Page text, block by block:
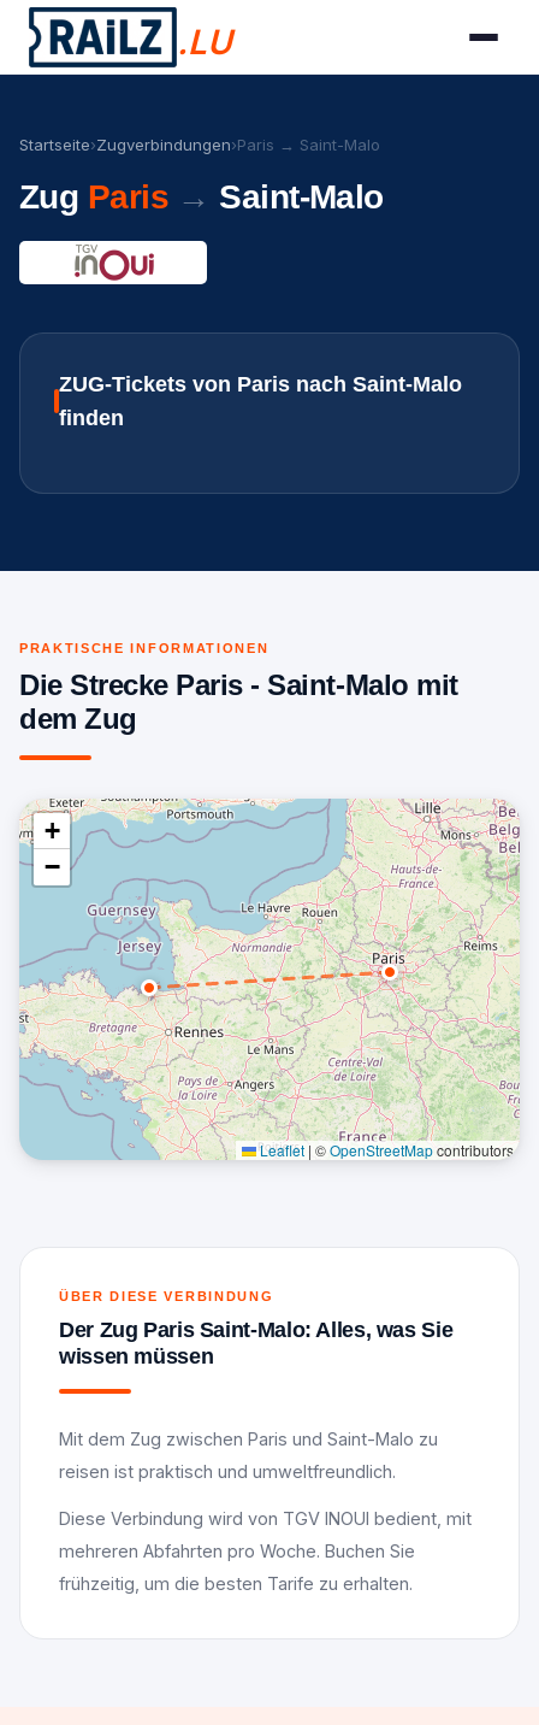
.LU
Startseite›Zugverbindungen›Paris → Saint-Malo
Zug Paris → Saint-Malo
ZUG-Tickets von Paris nach Saint-Malo
finden
PRAKTISCHE INFORMATIONEN
Die Strecke Paris - Saint-Malo mit
dem Zug
+
−
Leaflet | ©OpenStreetMapcontributors
ÜBER DIESE VERBINDUNG
Der Zug Paris Saint-Malo: Alles, was Sie
wissen müssen
Mit dem Zug zwischen Paris und Saint-Malo zu
reisen ist praktisch und umweltfreundlich.
Diese Verbindung wird von TGV INOUI bedient, mit
mehreren Abfahrten pro Woche. Buchen Sie
frühzeitig, um die besten Tarife zu erhalten.